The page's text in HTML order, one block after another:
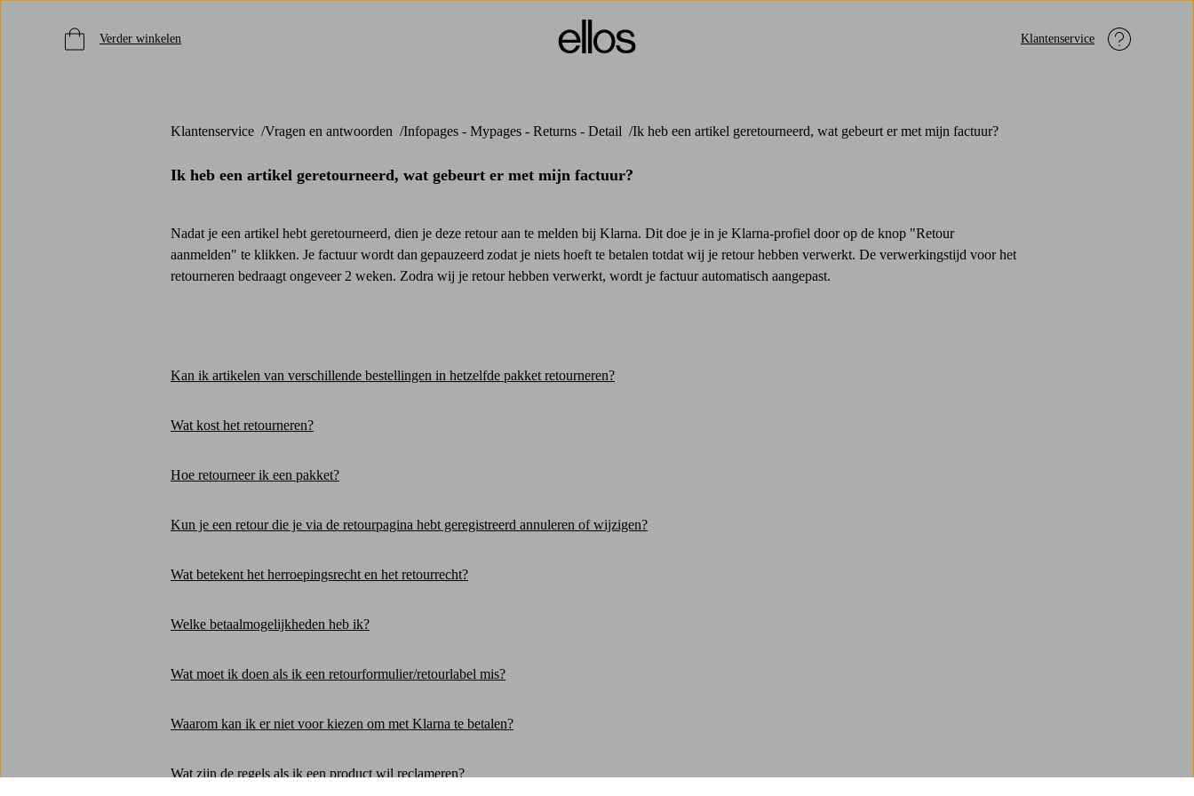
Verder winkelen Klantenservice
Klantenservice Vragen en antwoorden Infopages - Mypages - Returns - Detail Ik heb een artikel geretourneerd, wat gebeurt er met mijn factuur?
Ik heb een artikel geretourneerd, wat gebeurt er met mijn factuur?
Nadat je een artikel hebt geretourneerd, dien je deze retour aan te melden bij Klarna. Dit doe je in je Klarna-profiel door op de knop "Retour
aanmelden" te klikken. Je factuur wordt dan gepauzeerd zodat je niets hoeft te betalen totdat wij je retour hebben verwerkt. De verwerkingstijd voor het
retourneren bedraagt ​​ongeveer 2 weken. Zodra wij je retour hebben verwerkt, wordt je factuur automatisch aangepast.
Kan ik artikelen van verschillende bestellingen in hetzelfde pakket retourneren?
Wat kost het retourneren?
Hoe retourneer ik een pakket?
Kun je een retour die je via de retourpagina hebt geregistreerd annuleren of wijzigen?
Wat betekent het herroepingsrecht en het retourrecht?
Welke betaalmogelijkheden heb ik?
Wat moet ik doen als ik een retourformulier/retourlabel mis?
Waarom kan ik er niet voor kiezen om met Klarna te betalen?
Wat zijn de regels als ik een product wil reclameren?